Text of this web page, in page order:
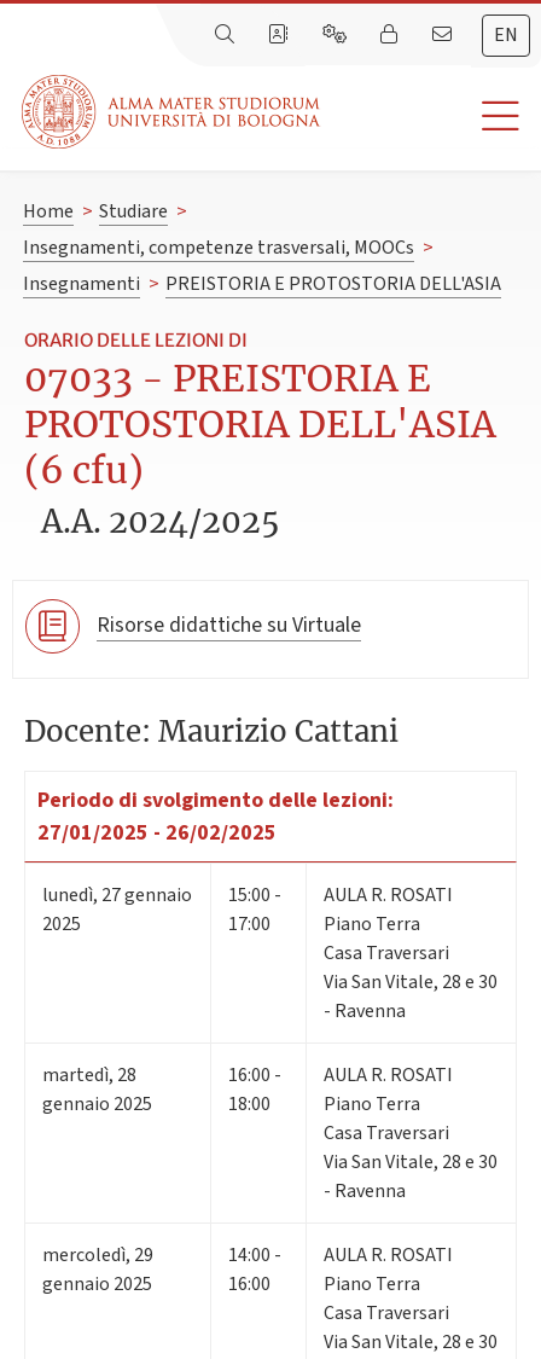
EN
Home > Studiare >
Insegnamenti, competenze trasversali, MOOCs >
Insegnamenti > PREISTORIA E PROTOSTORIA DELL'ASIA
ORARIO DELLE LEZIONI DI
07033 - PREISTORIA E
PROTOSTORIA DELL'ASIA
(6 cfu)
A.A. 2024/2025
Risorse didattiche su Virtuale
Docente: Maurizio Cattani
Periodo di svolgimento delle lezioni:
27/01/2025 - 26/02/2025
lunedì, 27gennaio
2025
15:00 -
17:00
AULA R. ROSATI
Piano Terra
Casa Traversari
Via San Vitale, 28 e 30
- Ravenna
martedì, 28
gennaio 2025
16:00 -
18:00
AULA R. ROSATI
Piano Terra
Casa Traversari
Via San Vitale, 28 e 30
- Ravenna
mercoledì, 29
gennaio 2025
14:00 -
16:00
AULA R. ROSATI
Piano Terra
Casa Traversari
Via San Vitale, 28 e 30